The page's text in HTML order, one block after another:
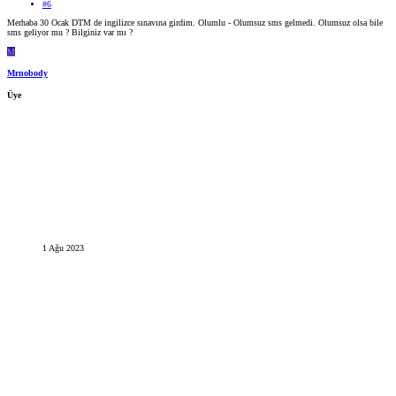
#6
Merhaba 30 Ocak DTM de ingilizce sınavına girdim. Olumlu - Olumsuz sms gelmedi. Olumsuz olsa bile
sms geliyor mu ? Bilginiz var mı ?
M
Mrnobody
Üye
1 Ağu 2023